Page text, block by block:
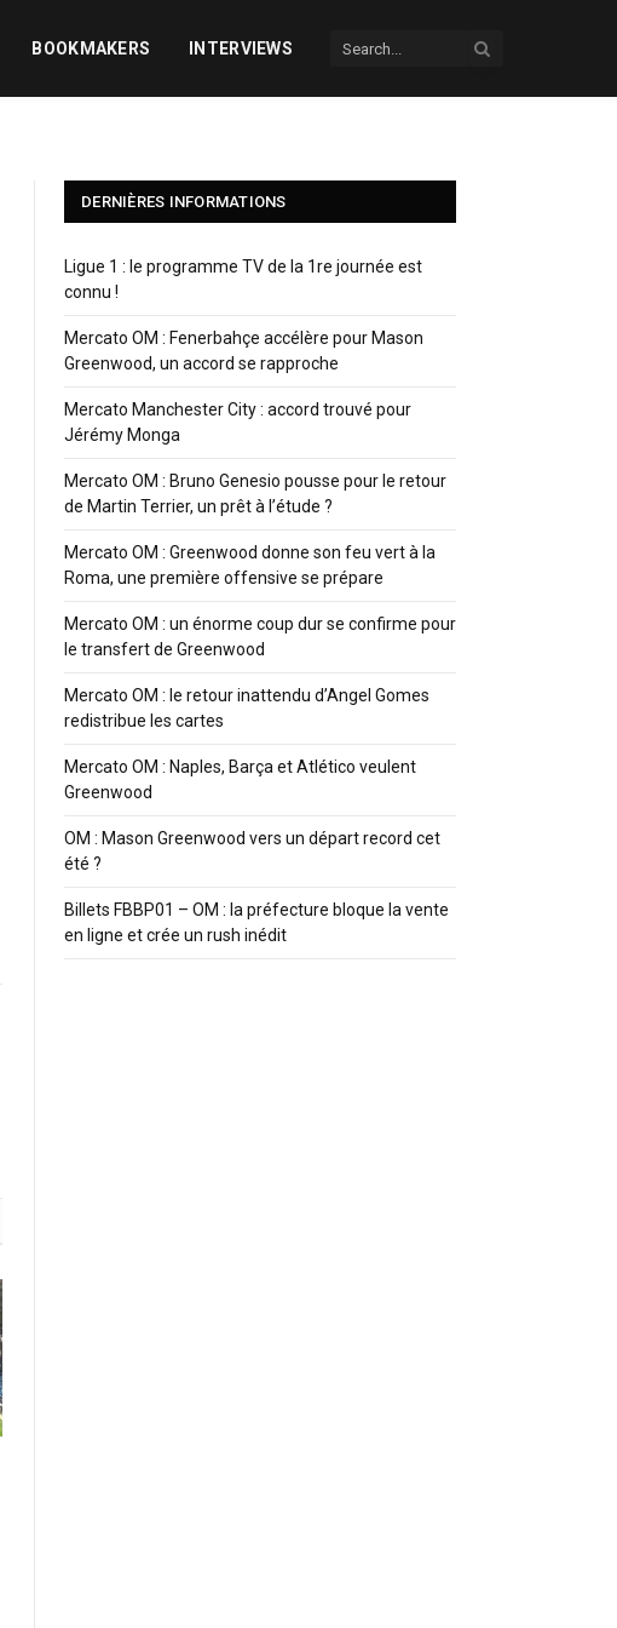
BOOKMAKERS INTERVIEWS
DERNIÈRES INFORMATIONS
Ligue 1 : le programme TV de la 1re journée est
connu !
Mercato OM : Fenerbahçe accélère pour Mason
Greenwood, un accord se rapproche
Mercato Manchester City : accord trouvé pour
Jérémy Monga
Mercato OM : Bruno Genesio pousse pour le retour
de Martin Terrier, un prêt à l’étude ?
Mercato OM : Greenwood donne son feu vert à la
Roma, une première offensive se prépare
Mercato OM : un énorme coup dur se confirme pour
le transfert de Greenwood
Mercato OM : le retour inattendu d’Angel Gomes
redistribue les cartes
Mercato OM : Naples, Barça et Atlético veulent
Greenwood
OM : Mason Greenwood vers un départ record cet
été ?
Billets FBBP01 – OM : la préfecture bloque la vente
en ligne et crée un rush inédit